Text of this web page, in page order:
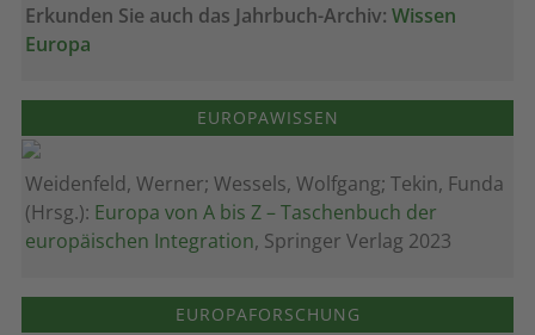
Erkunden Sie auch das Jahrbuch-Archiv: Wissen
Europa
EUROPAWISSEN
Weidenfeld, Werner; Wessels, Wolfgang; Tekin, Funda
(Hrsg.): Europa von A bis Z – Taschenbuch der
europäischen Integration, Springer Verlag 2023
EUROPAFORSCHUNG